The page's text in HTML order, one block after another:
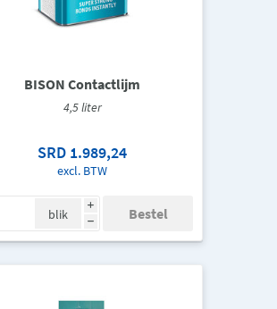
BISON Contactlijm
4,5 liter
SRD 1.989,24
excl. BTW
i
h
blik